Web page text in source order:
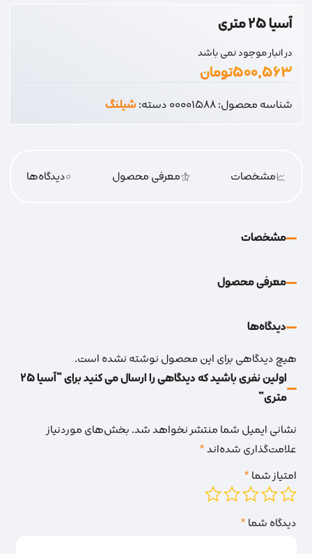
آسیا 25 متری
در انبار موجود نمی باشد
۵۰۰,۵۶۳تومان
شناسه محصول:00001588دسته:شیلنگ
مشخصات معرفی محصول 0دیدگاه‌‌ها
مشخصات
معرفی محصول
دیدگاه‌‌ها
هیچ دیدگاهی برای این محصول نوشته نشده است.
اولین نفری باشید که دیدگاهی را ارسال می کنید برای “آسیا 25
متری”
نشانی ایمیل شما منتشر نخواهد شد.بخش‌های موردنیاز
علامت‌گذاری شده‌اند*
امتیاز شما*
دیدگاه شما*